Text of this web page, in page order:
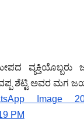
ಶೆಟ್ಟಿ ಅವರ ಮಗ